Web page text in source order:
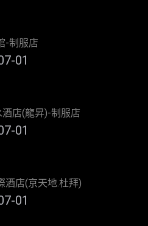
-制服店
01
店(龍昇)-制服店
01
酒店(京天地.杜拜)
01